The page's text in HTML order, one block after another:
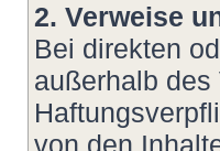
2. Verweise
Bei direkten
außerhalb
von den